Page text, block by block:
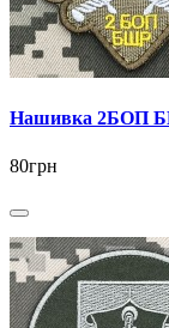
Нашивка 2БОП
80грн